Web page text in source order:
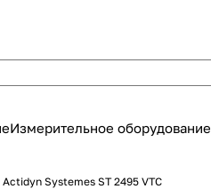
Измерительное оборудование
Actidyn Systemes ST 2495 VTC